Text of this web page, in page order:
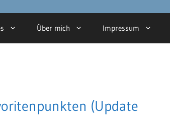
Über mich Impressum
(Update